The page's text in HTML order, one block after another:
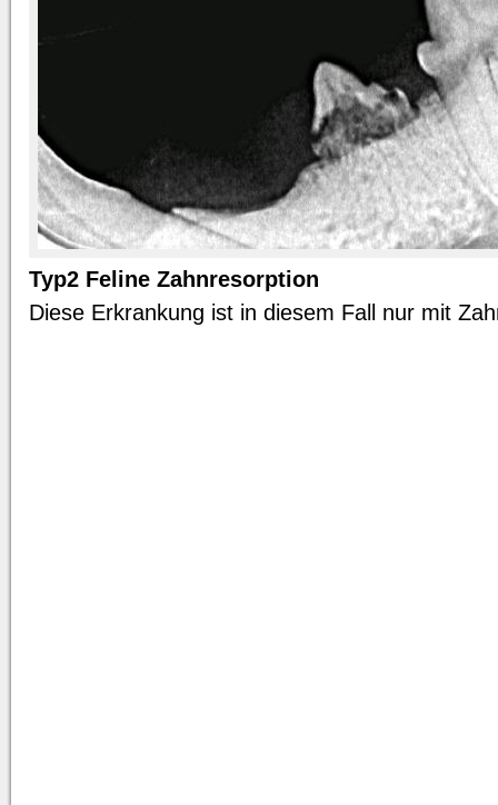
Typ2 Feline Zahnresorption
Diese Erkrankung ist in diesem Fall nur mit